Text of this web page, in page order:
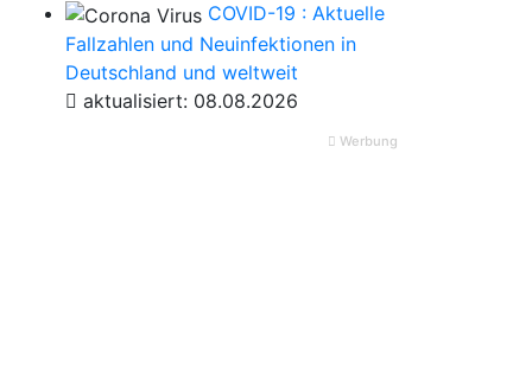
COVID-19 : Aktuelle
Fallzahlen und Neuinfektionen in
Deutschland und weltweit
aktualisiert: 08.08.2026
Werbung